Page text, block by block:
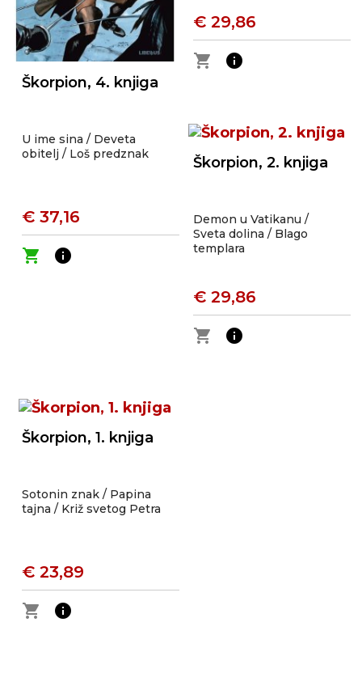
Škorpion, 4. knjiga
U ime sina / Deveta
obitelj / Loš predznak
€ 37,16
shopping_cart
info
€ 29,86
shopping_cart
info
Škorpion, 2. knjiga
Demon u Vatikanu /
Sveta dolina / Blago
templara
€ 29,86
shopping_cart
info
Škorpion, 1. knjiga
Sotonin znak / Papina
tajna / Križ svetog Petra
€ 23,89
shopping_cart
info